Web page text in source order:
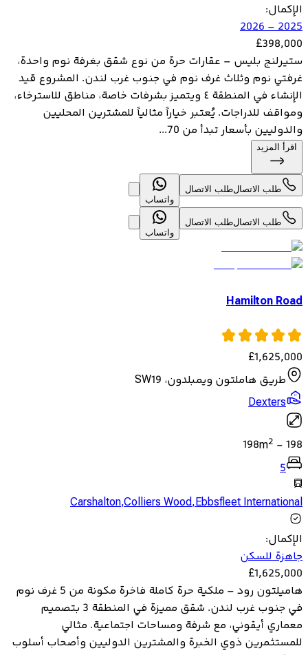
الإكمال:
2025 – 2026
£398,000
ستيرلنج بليس – عقارات حرة من نوع شقق بغرفة نوم واحدة،
غرفتي نوم وثلاث غرف نوم في جنوب غرب لندن. المشروع قيد
الإنشاء في المنطقة ٤ ويتميز بشرفات خاصة، مناطق للاسترخاء،
ومواقف للدراجات. يُعتبر خياراً مثالياً للمشترين المحليين
والدوليين بأسعار تبدأ من 70...
اقرأ المزيد
طلب الاتصالطلب الاتصال
واتساب
طلب الاتصالطلب الاتصال
واتساب
Hamilton Road
£1,625,000
طريق هاملتون ويمبلدون، SW19
Dexters
198
-
198m2
5
Carshalton,Colliers Wood,Ebbsfleet International
الإكمال:
جاهزة للسكن
£1,625,000
هاميلتون رود – ملكية حرة كاملة فاخرة مكونة من 5 غرف نوم
في جنوب غرب لندن. شقق مميزة في المنطقة 3 بتصميم
معماري أيقوني، مع شرفة ومساحات اجتماعية. مثالي
للمستثمرين ذوي الخبرة والمشترين الدوليين وأصحاب أسلوب